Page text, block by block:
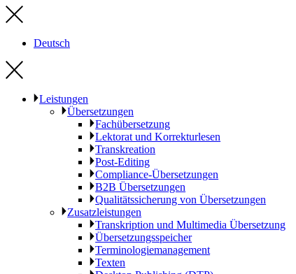
Deutsch
Leistungen
Übersetzungen
Fachübersetzung
Lektorat und Korrekturlesen
Transkreation
Post-Editing
Compliance-Übersetzungen
B2B Übersetzungen
Qualitätssicherung von Übersetzungen
Zusatzleistungen
Transkription und Multimedia Übersetzung
Übersetzungsspeicher
Terminologiemanagement
Texten